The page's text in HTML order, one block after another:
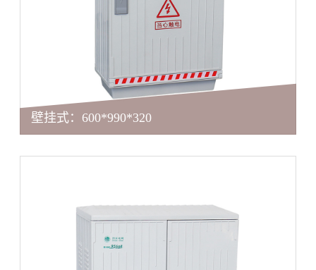
壁挂式：600*990*320